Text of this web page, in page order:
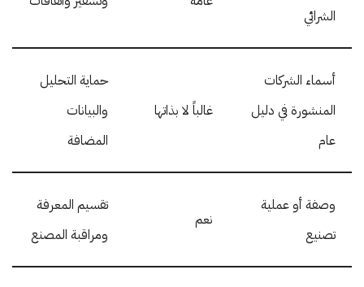
الشرائي
أسماء الشركات
المنشورة في دليل
عام
غالباً لا بذاتها
حماية التحليل
والبيانات
المضافة
وصفة أو عملية
تصنيع
نعم
تقسيم المعرفة
ومراقبة المصنع